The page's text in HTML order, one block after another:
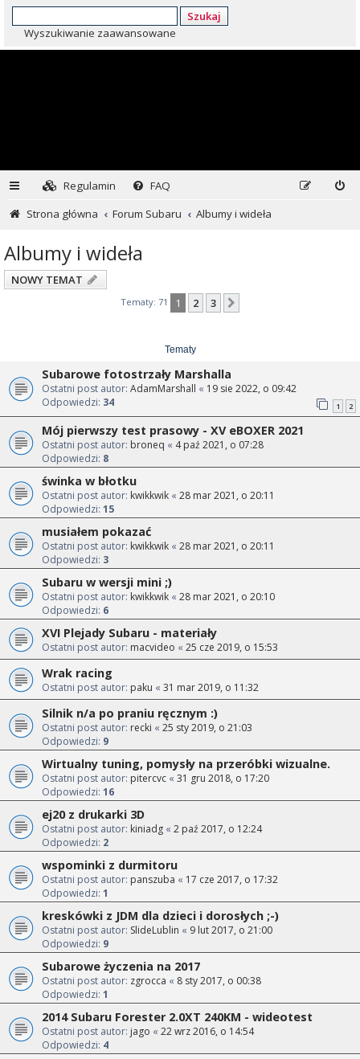
Szukaj
Wyszukiwanie zaawansowane
Regulamin
FAQ
Strona główna
Forum Subaru Albumy i wideła
Albumy i wideła
NOWY TEMAT
Tematy: 71 1 2 3
Tematy
Subarowe fotostrzały Marshalla
Ostatni post autor: AdamMarshall « 19 sie 2022, o 09:42
Odpowiedzi: 34 1 2
Mój pierwszy test prasowy - XV eBOXER 2021
Ostatni post autor: broneq « 4 paź 2021, o 07:28
Odpowiedzi: 8
świnka w błotku
Ostatni post autor: kwikkwik « 28 mar 2021, o 20:11
Odpowiedzi: 15
musiałem pokazać
Ostatni post autor: kwikkwik « 28 mar 2021, o 20:11
Odpowiedzi: 3
Subaru w wersji mini ;)
Ostatni post autor: kwikkwik « 28 mar 2021, o 20:10
Odpowiedzi: 6
XVI Plejady Subaru - materiały
Ostatni post autor: macvideo « 25 cze 2019, o 15:53
Wrak racing
Ostatni post autor: paku « 31 mar 2019, o 11:32
Silnik n/a po praniu ręcznym :)
Ostatni post autor: recki « 25 sty 2019, o 21:03
Odpowiedzi: 9
Wirtualny tuning, pomysły na przeróbki wizualne.
Ostatni post autor: pitercvc « 31 gru 2018, o 17:20
Odpowiedzi: 16
ej20 z drukarki 3D
Ostatni post autor: kiniadg « 2 paź 2017, o 12:24
Odpowiedzi: 2
wspominki z durmitoru
Ostatni post autor: panszuba « 17 cze 2017, o 17:32
Odpowiedzi: 1
kreskówki z JDM dla dzieci i dorosłych ;-)
Ostatni post autor: SlideLublin « 9 lut 2017, o 21:00
Odpowiedzi: 9
Subarowe życzenia na 2017
Ostatni post autor: zgrocca « 8 sty 2017, o 00:38
Odpowiedzi: 1
2014 Subaru Forester 2.0XT 240KM - wideotest
Ostatni post autor: jago « 22 wrz 2016, o 14:54
Odpowiedzi: 4